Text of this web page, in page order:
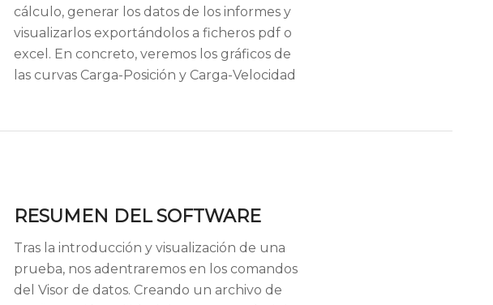
cálculo, generar los datos de los informes y
visualizarlos exportándolos a ficheros pdf o
excel. En concreto, veremos los gráficos de
las curvas Carga-Posición y Carga-Velocidad
RESUMEN DEL SOFTWARE
Tras la introducción y visualización de una
prueba, nos adentraremos en los comandos
del Visor de datos. Creando un archivo de